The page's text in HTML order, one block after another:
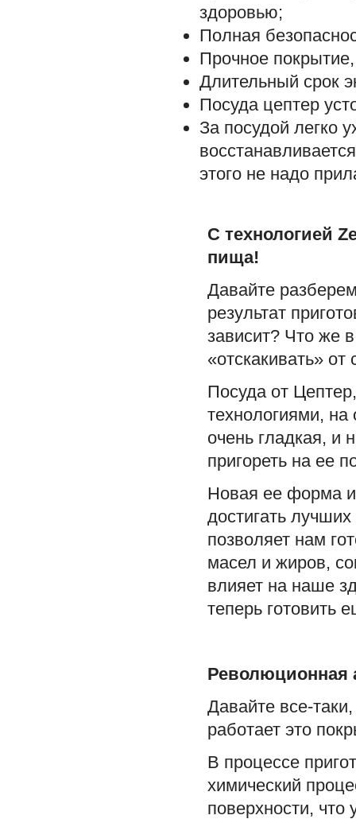
здоровью;
Полная
Прочное
Длительный срок
Посуда цептер
За посудой легко
этого не надо
С технологией
пища!
Давайте
результат
зависит? Что же
«отскакивать»
Посуда от
технологиями,
очень гладкая, и
пригореть на ее
Новая ее форма
достигать
позволяет нам
масел и жиров,
влияет на наше
теперь готовить
Революционная
Давайте все-
работает это
В процессе
химический
поверхности, что